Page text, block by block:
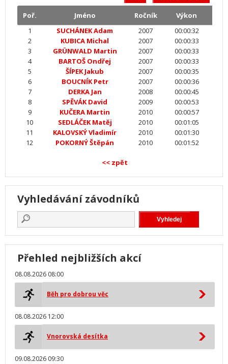
Poř. Jméno Ročník
Výkon
1
SUCHÁNEK Adam 2007
00:00:32
2
KUBICA Michal 2007
00:00:33
3
GRÜNWALD Martin 2007
00:00:33
4
BARTOŠ Ondřej 2007
00:00:33
5
ŠÍPEK Jakub 2007
00:00:35
6
BOUCNÍK Petr 2007
00:00:36
7
DERKA Jan 2008
00:00:45
8
SPĚVÁK David 2009
00:00:53
9
KUČERA Martin 2010
00:00:57
10
SEDLÁČEK Matěj 2010
00:01:05
11
KALOVSKÝ Vladimír 2010
00:01:30
12
POKORNÝ Štěpán 2010 00:01:52
<< zpět
Vyhledávání závodníků
Přehled nejbližších akcí
08.08.2026 08:00
Běh pro dobrou věc
08.08.2026 12:00
Vnorovská desítka
09.08.2026 09:30